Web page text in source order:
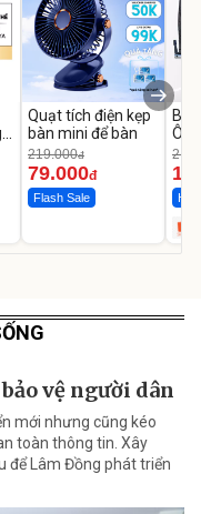
Quạt tích điện kẹp
bàn mini để bàn
219.000đ
79.000đ
Flash Sale
Ô
Hot
vệ người dân
mới nhưng cũng kéo
toàn thông tin. Xây
để Lâm Đồng phát triển